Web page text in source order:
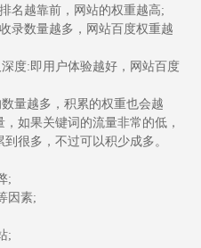
越靠前，网站的权重越高;
数量越多，网站百度权重越
度:即用户体验越好，网站百度
量越多，积累的权重也会越
如果关键词的流量非常的低，
很多，不过可以积少成多。
;
因素;
;